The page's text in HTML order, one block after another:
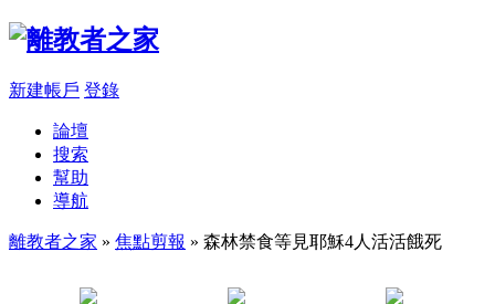
新建帳戶 登錄
論壇
搜索
幫助
導航
離教者之家 » 焦點剪報 » 森林禁食等見耶穌4人活活餓死